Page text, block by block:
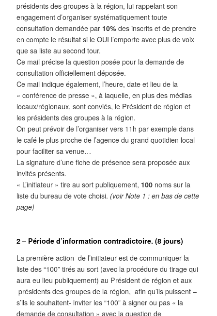
présidents des groupes à la région, lui rappelant son
engagement d’organiser systématiquement toute
consultation demandée par 10%des inscrits et de prendre
en compte le résultat si le OUI l’emporte avec plus de voix
que sa liste au second tour.
Ce mail précise la question posée pour la demande de
consultation officiellement déposée.
Ce mail indique également, l’heure, date et lieu de la
« conférence de presse », à laquelle, en plus des médias
locaux/régionaux, sont conviés, le Président de région et
les présidents des groupes à la région.
On peut prévoir de l’organiser vers 11h par exemple dans
le café le plus proche de l’agence du grand quotidien local
pour faciliter sa venue…
La signature d’une fiche de présence sera proposée aux
invités présents.
« L’initiateur » tire au sort publiquement, 100 noms sur la
liste du bureau de vote choisi. (voir Note 1 : en bas de cette
page)
2 – Période d’information contradictoire. (8 jours)
La première action de l’initiateur est de communiquer la
liste des “100” tirés au sort (avec la procédure du tirage qui
aura eu lieu publiquement) au Président de région et aux
présidents des groupes de la région, afin qu’ils puissent –
s’ils le souhaitent- inviter les “100” à signer ou pas « la
demande de consultation » avec la question de